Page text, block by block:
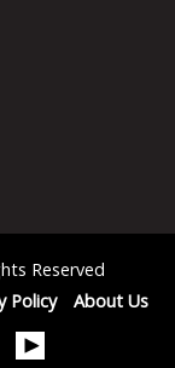
Reserved
Policy About Us